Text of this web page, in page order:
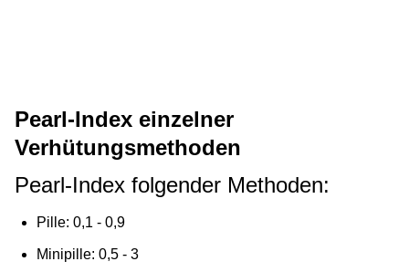
Pearl-Index einzelner
Verhütungsmethoden
Pearl-Index folgender Methoden:
Pille: 0,1 - 0,9
Minipille: 0,5 - 3